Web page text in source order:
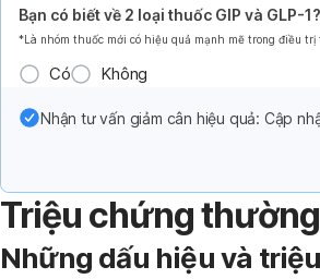
Bạn có biết về 2 loại thuốc GIP và GLP-1?
*Là nhóm thuốc mới có hiệu quả mạnh mẽ trong điều
Có Không
Nhận tư vấn giảm cân hiệu quả: Cập
Triệu chứng
Những dấu hiệu và